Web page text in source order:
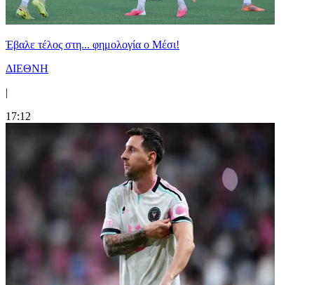
Έβαλε τέλος στη... φημολογία o Μέσι!
ΔΙΕΘΝΗ
|
17:12